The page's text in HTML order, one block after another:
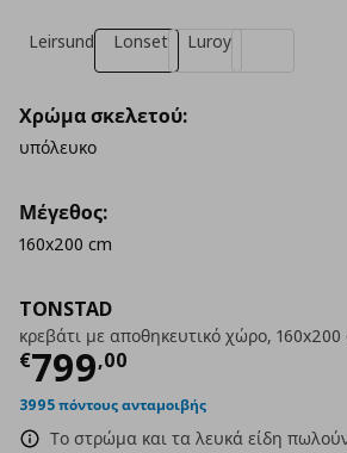
TONSTAD
κρεβάτι με αποθηκευτικό χώρο, 160x200
€799,00
Τρέχουσα τιμή
3995 πόντους ανταμοιβής
Το στρώμα και τα λευκά είδη
Leirsund Lonset Luroy
Χρώμα σκελετού:
υπόλευκο
Μέγεθος:
160x200 cm